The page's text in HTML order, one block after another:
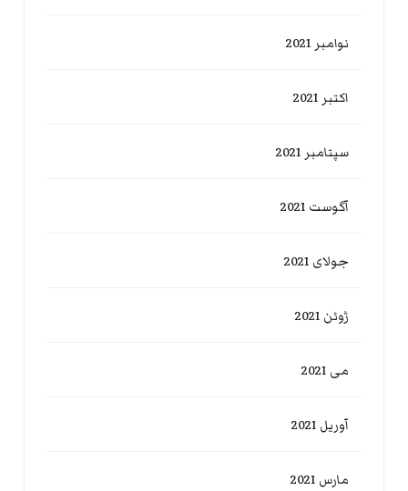
نوامبر 2021
اکتبر 2021
سپتامبر 2021
آگوست 2021
جولای 2021
ژوئن 2021
می 2021
آوریل 2021
مارس 2021